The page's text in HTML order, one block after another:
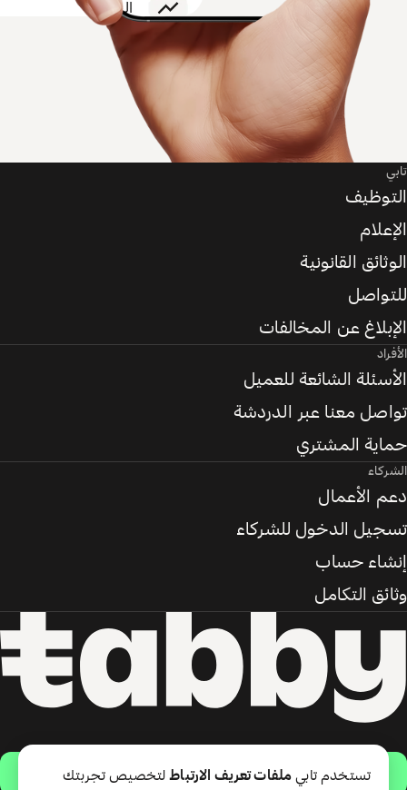
حمّل التطبيق
تابي
التوظيف
الإعلام
الوثائق القانونية
للتواصل
الإبلاغ عن المخالفات
الأفراد
الأسئلة الشائعة للعميل
تواصل معنا عبر الدردشة
حماية المشتري
الشركاء
دعم الأعمال
تسجيل الدخول للشركاء
إنشاء حساب
وثائق التكامل
تستخدم تابي ملفات تعريف الارتباطلتخصيص تجربتك